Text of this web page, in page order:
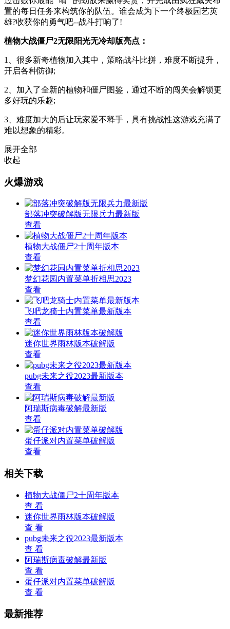
置的每日任务来构筑你的队伍。谁会成为下一个终极园艺英
雄?收获你的勇气吧--战斗打响了!
植物大战僵尸2无限阳光无冷却版亮点：
1、很多新奇植物加入其中，策略战斗比拼，难度不断提升，
开启各种防御;
2、加入了全新的植物和僵尸图鉴，通过不断的闯关会解锁更
多好玩的乐趣;
3、难度加大的后让玩家爱不释手，具有挑战性这游戏充满了
难以想象的精彩。
展开全部
收起
火爆游戏
部落冲突破解版无限兵力最新版
查看
植物大战僵尸2十周年版本
查看
梦幻花园内置菜单折相思2023
查看
飞吧龙骑士内置菜单最新版本
查看
迷你世界雨林版本破解版
查看
pubg未来之役2023最新版本
查看
阿瑞斯病毒破解最新版
查看
蛋仔派对内置菜单破解版
查看
相关下载
植物大战僵尸2十周年版本
查 看
迷你世界雨林版本破解版
查 看
pubg未来之役2023最新版本
查 看
阿瑞斯病毒破解最新版
查 看
蛋仔派对内置菜单破解版
查 看
最新推荐